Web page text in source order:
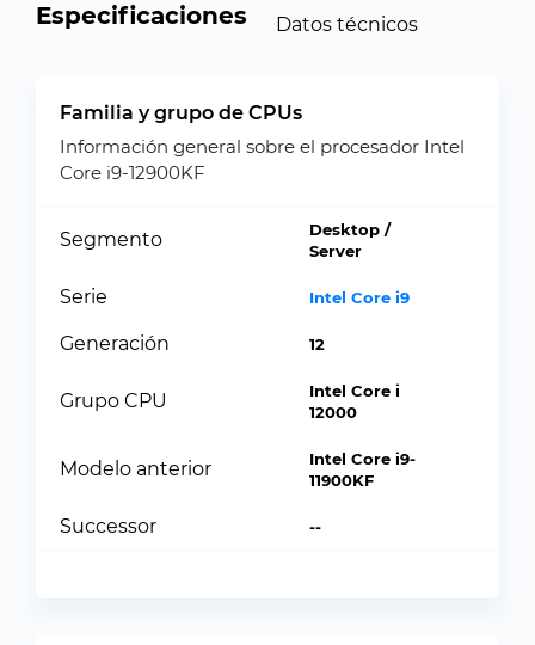
Especificaciones Datos técnicos
Familia y grupo de CPUs
Información general sobre el procesador Intel
Core i9-12900KF
Segmento
Desktop /
Server
Serie Intel Core i9
Generación 12
Grupo CPU
Intel Core i
12000
Modelo anterior
Intel Core i9-
11900KF
Successor --